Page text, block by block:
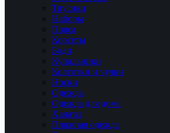
Трусики
Наборы
Пояса
Корсеты
Боди
Купальники
Колготки и чулки
Носки
Одежда
Одежда для дома
Халаты
Пляжная одежда